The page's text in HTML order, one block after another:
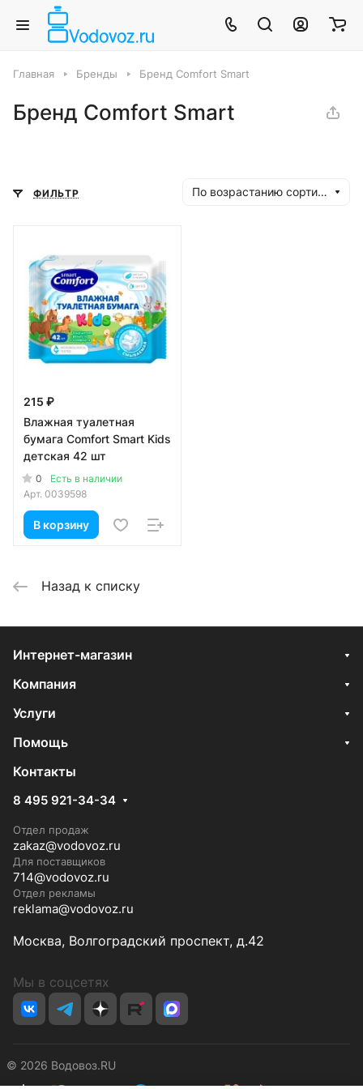
Главная Бренды Бренд Comfort Smart
Бренд Comfort Smart
ФИЛЬТР По возрастанию сортировки
215 ₽
Влажная туалетная
бумага Comfort Smart Kids
детская 42 шт
0
Есть в наличии
Арт. 0039598
В корзину
Назад к списку
Интернет-магазин
Компания
Услуги
Помощь
Контакты
8 495 921-34-34
Отдел продаж
zakaz@vodovoz.ru
Для поставщиков
714@vodovoz.ru
Отдел рекламы
reklama@vodovoz.ru
Москва, Волгоградский проспект, д.42
Мы в соцсетях
© 2026 Водовоз.RU